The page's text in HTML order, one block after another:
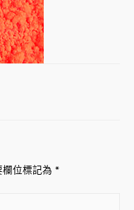
欄位標記為 *